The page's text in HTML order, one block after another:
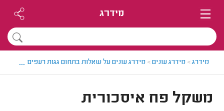
מידרג
מידרג> מידרג עונים> מידרג עונים על שאלות בתחום גגות רעפים >משקל...
משקל פח איסכורית